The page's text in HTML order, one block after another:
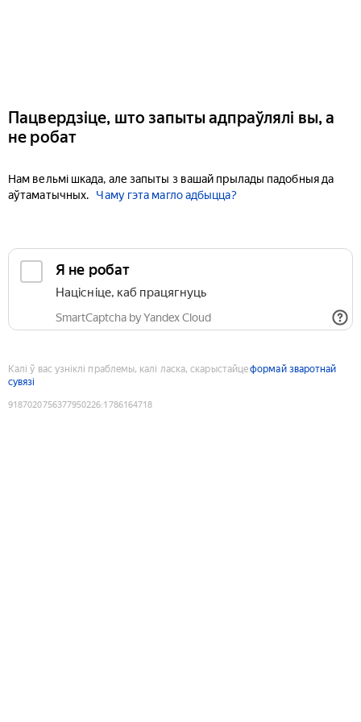
Пацвердзіце, што запыты адпраўлялі вы, а
не робат
Нам вельмі шкада, але запыты з вашай прылады падобныя да
аўтаматычных.
Чаму гэта магло адбыцца?
Я не робат
Націсніце, каб працягнуць
SmartCaptcha by Yandex Cloud
Калі ў вас узніклі праблемы, калі ласка, скарыстайцеформай зваротнай
сувязі
9187020756377950226:1786164718